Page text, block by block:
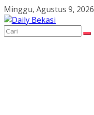
Skip
to
content
Minggu, Agustus 9, 2026